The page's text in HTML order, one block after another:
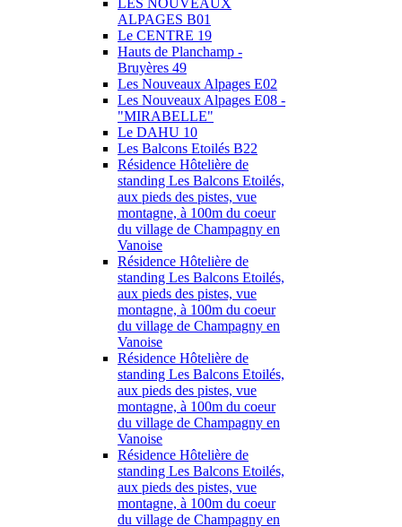
LES NOUVEAUX
ALPAGES B01
Le CENTRE 19
Hauts de Planchamp -
Bruyères 49
Les Nouveaux Alpages E02
Les Nouveaux Alpages E08 -
"MIRABELLE"
Le DAHU 10
Les Balcons Etoilés B22
Résidence Hôtelière de
standing Les Balcons Etoilés,
aux pieds des pistes, vue
montagne, à 100m du coeur
du village de Champagny en
Vanoise
Résidence Hôtelière de
standing Les Balcons Etoilés,
aux pieds des pistes, vue
montagne, à 100m du coeur
du village de Champagny en
Vanoise
Résidence Hôtelière de
standing Les Balcons Etoilés,
aux pieds des pistes, vue
montagne, à 100m du coeur
du village de Champagny en
Vanoise
Résidence Hôtelière de
standing Les Balcons Etoilés,
aux pieds des pistes, vue
montagne, à 100m du coeur
du village de Champagny en